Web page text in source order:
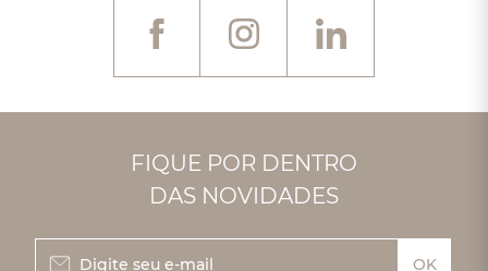
FIQUE POR DENTRO
DAS NOVIDADES